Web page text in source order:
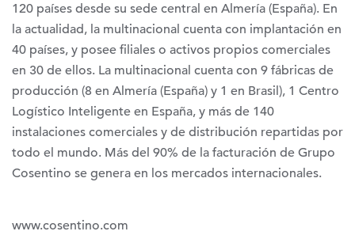
120 países desde su sede central en Almería (España). En
la actualidad, la multinacional cuenta con implantación en
40 países, y posee filiales o activos propios comerciales
en 30 de ellos. La multinacional cuenta con 9 fábricas de
producción (8 en Almería (España) y 1 en Brasil), 1 Centro
Logístico Inteligente en España, y más de 140
instalaciones comerciales y de distribución repartidas por
todo el mundo. Más del 90% de la facturación de Grupo
Cosentino se genera en los mercados internacionales.
www.cosentino.com